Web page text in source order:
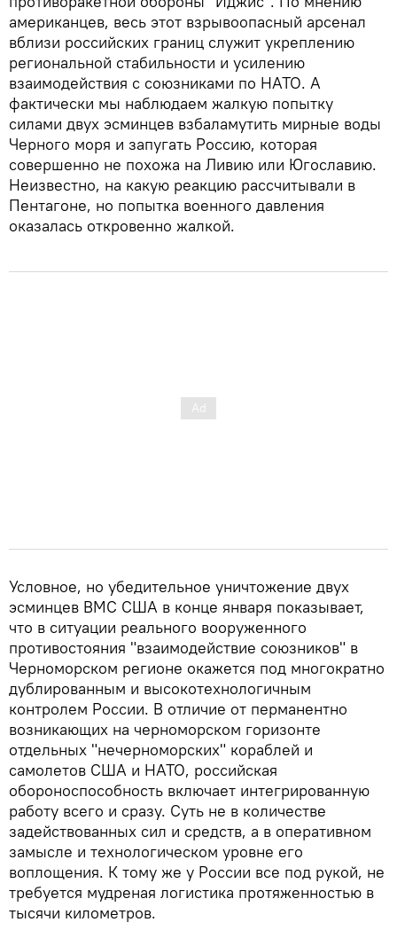
американцев, весь этот взрывоопасный арсенал
вблизи российских границ служит укреплению
региональной стабильности и усилению
взаимодействия с союзниками по НАТО. А
фактически мы наблюдаем жалкую попытку
силами двух эсминцев взбаламутить мирные воды
Черного моря и запугать Россию, которая
совершенно не похожа на Ливию или Югославию.
Неизвестно, на какую реакцию рассчитывали в
Пентагоне, но попытка военного давления
оказалась откровенно жалкой.
Условное, но убедительное уничтожение двух
эсминцев ВМС США в конце января показывает,
что в ситуации реального вооруженного
противостояния "взаимодействие союзников" в
Черноморском регионе окажется под многократно
дублированным и высокотехнологичным
контролем России. В отличие от перманентно
возникающих на черноморском горизонте
отдельных "нечерноморских" кораблей и
самолетов США и НАТО, российская
обороноспособность включает интегрированную
работу всего и сразу. Суть не в количестве
задействованных сил и средств, а в оперативном
замысле и технологическом уровне его
воплощения. К тому же у России все под рукой, не
требуется мудреная логистика протяженностью в
тысячи километров.